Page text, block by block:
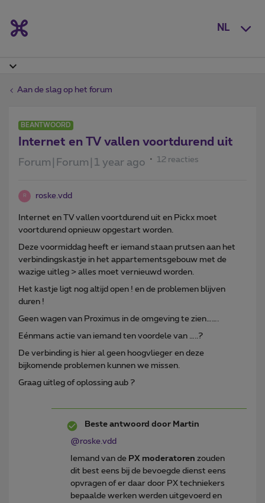
NL
Aan de slag op het forum
BEANTWOORD
Internet en TV vallen voortdurend uit
Forum|Forum|1 year ago 12 reacties
R roske.vdd
Internet en TV vallen voortdurend uit en Pickx moet
voortdurend opnieuw opgestart worden.
Deze voormiddag heeft er iemand staan prutsen aan het
verbindingskastje in het appartementsgebouw met de
wazige uitleg > alles moet vernieuwd worden.
Het kastje ligt nog altijd open ! en de problemen blijven
duren !
Geen wagen van Proximus in de omgeving te zien…….
Eénmans actie van iemand ten voordele van …..?
De verbinding is hier al geen hoogvlieger en deze
bijkomende problemen kunnen we missen.
Graag uitleg of oplossing aub ?
Beste antwoord door Martin
@roske.vdd
Iemand van de PX moderatoren zouden
dit best eens bij de bevoegde dienst eens
opvragen of er daar door PX techniekers
bepaalde werken werden uitgevoerd en